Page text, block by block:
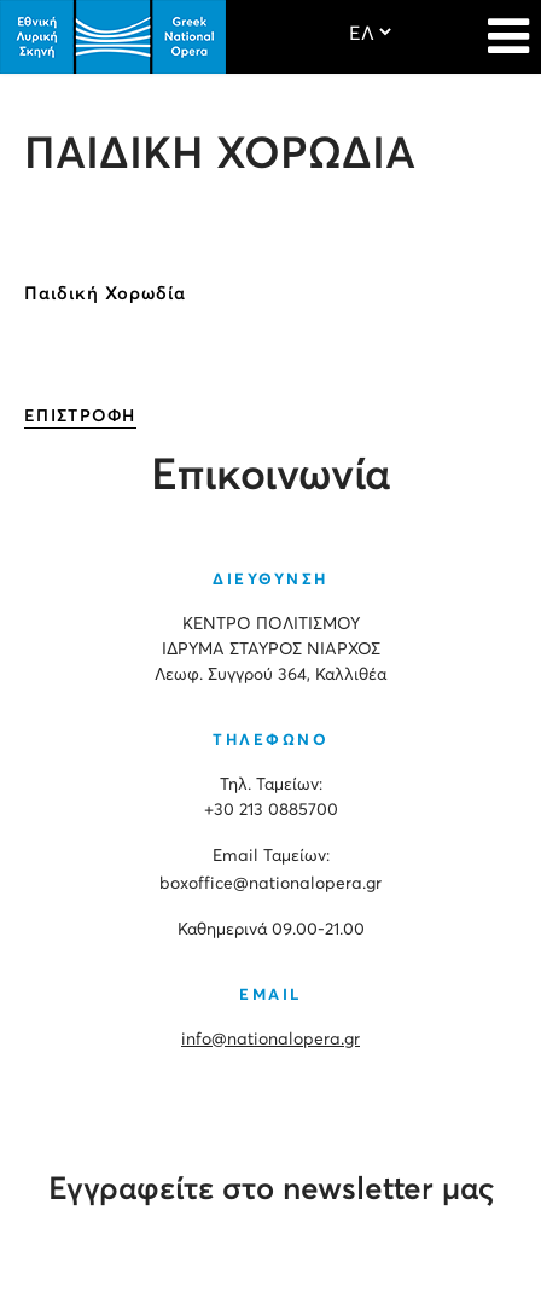
ΠΑΙΔΙΚΗ ΧΟΡΩΔΙΑ
Παιδική Χορωδία
ΕΠΙΣΤΡΟΦΗ
Επικοινωνία
ΔΙΕΥΘΥΝΣΗ
ΚΕΝΤΡΟ ΠΟΛΙΤΙΣΜΟΥ
ΙΔΡΥΜΑ ΣΤΑΥΡΟΣ ΝΙΑΡΧΟΣ
Λεωφ. Συγγρού 364, Καλλιθέα
ΤΗΛΕΦΩΝΟ
Τηλ. Ταμείων:
+30 213 0885700
Εmail Ταμείων:
boxoffice@nationalopera.gr
Καθημερινά 09.00-21.00
EMAIL
info@nationalopera.gr
Εγγραφείτε στο newsletter μας